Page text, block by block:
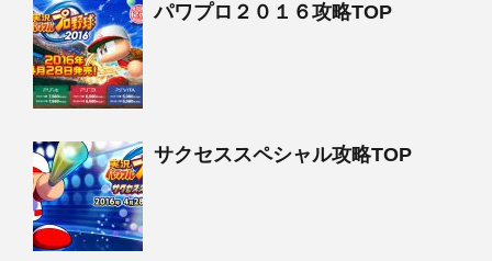
パワプロ２０１６攻略TOP
サクセススペシャル攻略TOP